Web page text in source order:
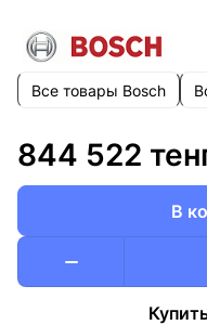
Все товары Bosch
844 522
В